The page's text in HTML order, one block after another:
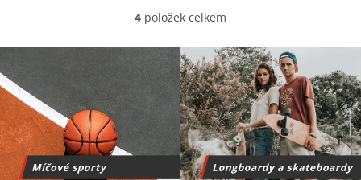
O
l
á
d
a
c
í
p
r
v
4 položek celkem